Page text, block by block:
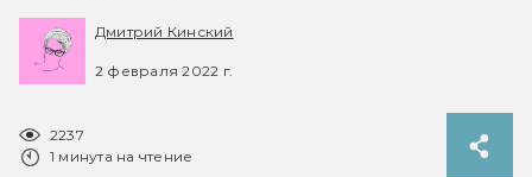
Дмитрий Кинский
2 февраля 2022 г.
2237
1 минута на чтение